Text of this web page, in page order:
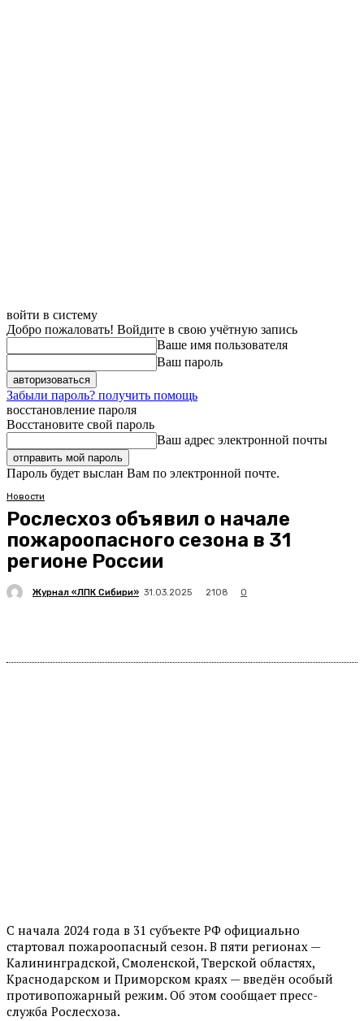
войти в систему
Добро пожаловать! Войдите в свою учётную запись
Ваше имя пользователя
Ваш пароль
Забыли пароль? получить помощь
восстановление пароля
Восстановите свой пароль
Ваш адрес электронной почты
Пароль будет выслан Вам по электронной почте.
Новости
Рослесхоз объявил о начале
пожароопасного сезона в 31
регионе России
Журнал «ЛПК Сибири» 31.03.2025 2108 0
С начала 2024 года в 31 субъекте РФ официально
стартовал пожароопасный сезон. В пяти регионах —
Калининградской, Смоленской, Тверской областях,
Краснодарском и Приморском краях — введён особый
противопожарный режим. Об этом сообщает пресс-
служба Рослесхоза.